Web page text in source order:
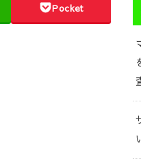
Pocket